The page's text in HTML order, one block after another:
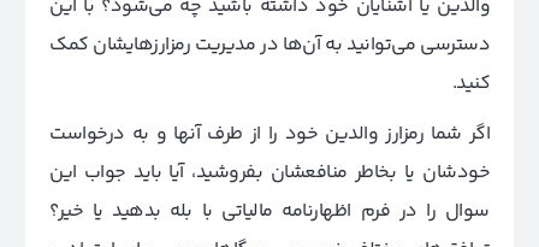
والدین یا آشنایان خود داشته باشید چه می‌‌شود؟ با این
دسترسی می‌توانید به آن‌ها در مدیریت رمزارزهایشان کمک
کنید.
اگر شما رمزارز والدین خود را از طرف آنها و به درخواست
خودشان یا بخاطر منافعشان بفروشید، آیا باید جواب این
سوال را در فرم اظهارنامه مالیاتی با بله بدهید یا خیر؟